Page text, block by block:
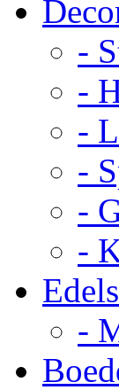
-
-
-
-
-
-
-